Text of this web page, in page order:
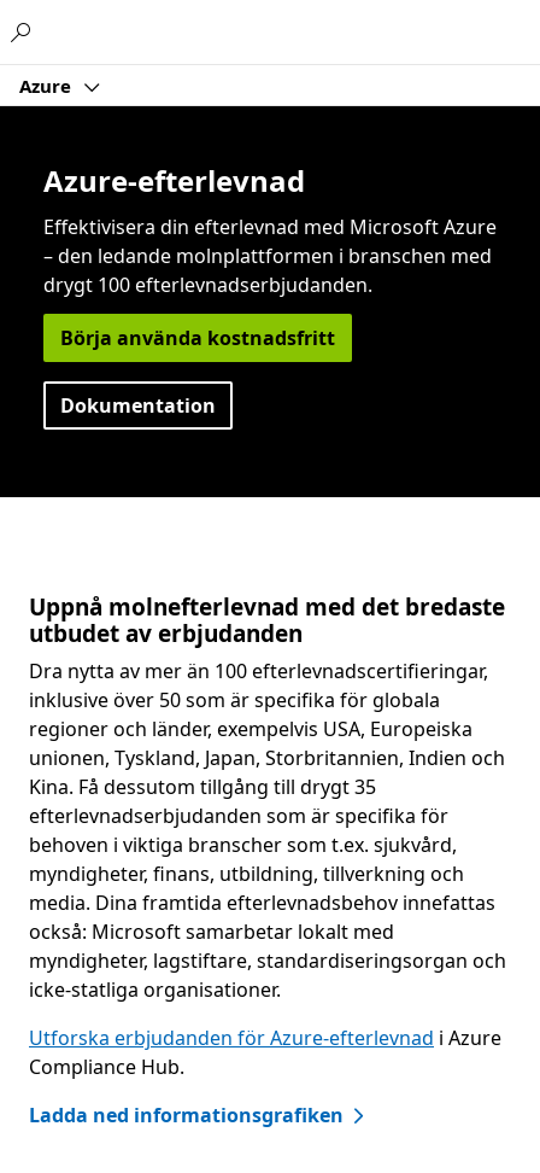
Azure
Azure-efterlevnad
Effektivisera din efterlevnad med Microsoft Azure
– den ledande molnplattformen i branschen med
drygt 100 efterlevnadserbjudanden.
Börja använda kostnadsfritt
Dokumentation
Uppnå molnefterlevnad med det bredaste
utbudet av erbjudanden
Dra nytta av mer än 100 efterlevnadscertifieringar,
inklusive över 50 som är specifika för globala
regioner och länder, exempelvis USA, Europeiska
unionen, Tyskland, Japan, Storbritannien, Indien och
Kina. Få dessutom tillgång till drygt 35
efterlevnadserbjudanden som är specifika för
behoven i viktiga branscher som t.ex. sjukvård,
myndigheter, finans, utbildning, tillverkning och
media. Dina framtida efterlevnadsbehov innefattas
också: Microsoft samarbetar lokalt med
myndigheter, lagstiftare, standardiseringsorgan och
icke-statliga organisationer.
Utforska erbjudanden för Azure-efterlevnad i Azure
Compliance Hub.
Ladda ned informationsgrafiken